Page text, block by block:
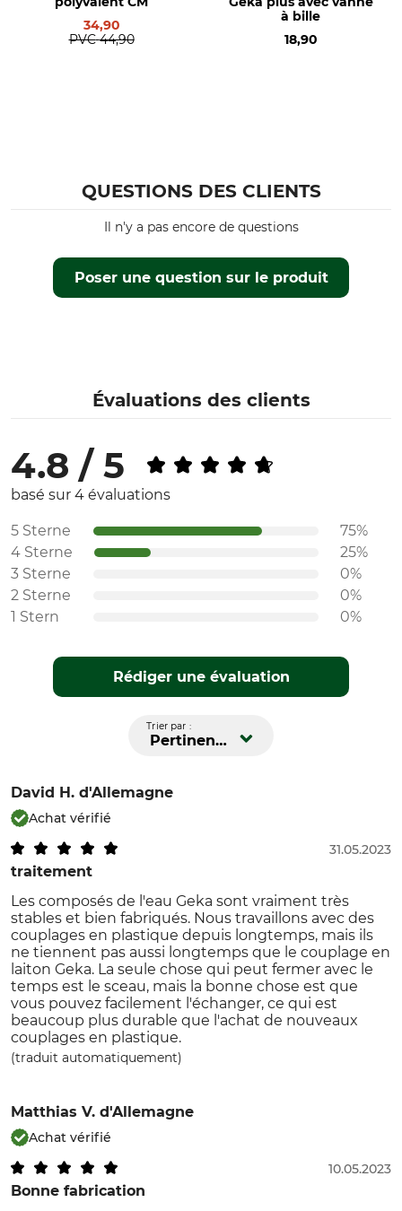
34,90
PVC 44,90
à bille
18,90
QUESTIONS DES CLIENTS
Poser une question sur le produit
Il n'y a pas encore de questions
Évaluations des clients
4.8 / 5
basé sur 4 évaluations
5 Sterne
75%
4 Sterne
25%
3 Sterne
0%
2 Sterne
0%
1 Stern
0%
Rédiger une évaluation
Trier par :
Pertinence
David H. d'Allemagne
Achat vérifié
traitement
31.05.2023
Les composés de l'eau Geka sont vraiment très
stables et bien fabriqués. Nous travaillons avec des
couplages en plastique depuis longtemps, mais ils
ne tiennent pas aussi longtemps que le couplage en
laiton Geka. La seule chose qui peut fermer avec le
temps est le sceau, mais la bonne chose est que
vous pouvez facilement l'échanger, ce qui est
beaucoup plus durable que l'achat de nouveaux
couplages en plastique.
(traduit automatiquement)
Matthias V. d'Allemagne
Achat vérifié
Bonne fabrication
10.05.2023